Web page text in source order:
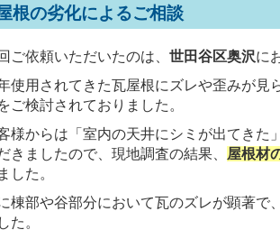
根の劣化によるご相談
ご依頼いただいたのは、 世田谷区奥沢に
使用されてきた瓦屋根にズレや歪みが見
ご検討されておりました。
様からは「室内の天井にシミが出てきた
きましたので、現地調査の結果、 屋根材
した。
棟部や谷部分において瓦のズレが顕著で
た。